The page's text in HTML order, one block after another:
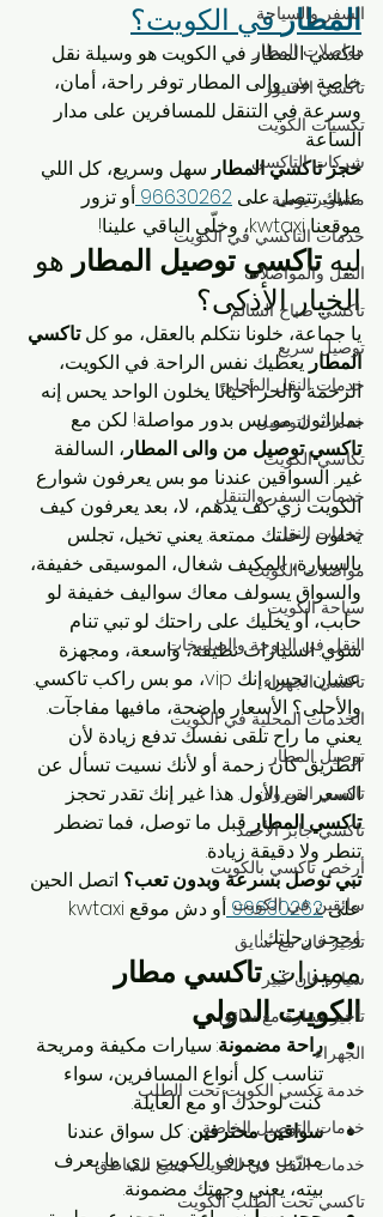
السفر والسياحة
مواصلات المطار
تاكسي الأفنيوز
تكسيات الكويت
شركات التاكسي
مشاوير يومية
خدمات التاكسي في الكويت
النقل والمواصلات
تاكسي صباح السالم
توصيل سريع
خدمات النقل المحلي
خدمات التوصيل
تكاسي الكويت
خدمات السفر والتنقل
خدمات النقل
مواصلات الكويت
سياحة الكويت
النقل في الدوحة والصليبخات
تاكسي الجهراء
الخدمات المحلية في الكويت
توصيل المطار
تاكسي القيروان
تاكسي جابر الأحمد
أرخص تاكسي بالكويت
سائقين في الكويت
تأجير فان مع سايق
سيارة فان كبير
تأجير سيارة مع سائق
الجهراء
خدمة تكسي الكويت تحت الطلب
خدمات التوصيل الخاصة
خدمات النقل في الكويت جميع المناطق
تاكسي تحت الطلب الكويت
المطار في الكويت؟
تاكسي المطار في الكويت هو وسيلة نقل
خاصة من وإلى المطار توفر راحة، أمان،
وسرعة في التنقل للمسافرين على مدار
الساعة
حجز تاكسي المطار سهل وسريع، كل اللي
عليك تتصل على 96630262 أو تزور
موقعنا kwtaxi، وخلّي الباقي علينا!
ليه تاكسي توصيل المطار هو
الخيار الأذكى؟
يا جماعة، خلونا نتكلم بالعقل، مو كل تاكسي
المطار يعطيك نفس الراحة. في الكويت،
الزحمة والحر أحيانًا يخلون الواحد يحس إنه
بماراثون مو بس بدور مواصلة! لكن مع
تاكسي توصيل من والى المطار، السالفة
غير. السواقين عندنا مو بس يعرفون شوارع
الكويت زي كف يدهم، لا، بعد يعرفون كيف
يخلون رحلتك ممتعة. يعني تخيل، تجلس
بالسيارة، المكيف شغال، الموسيقى خفيفة،
والسواق يسولف معاك سواليف خفيفة لو
حابب، أو يخليك على راحتك لو تبي تنام
شوي. السيارات نظيفة، واسعة، ومجهزة
عشان تحس إنك vip، مو بس راكب تاكسي.
والأحلى؟ الأسعار واضحة، مافيها مفاجآت.
يعني ما راح تلقى نفسك تدفع زيادة لأن
الطريق كان زحمة أو لأنك نسيت تسأل عن
السعر من الأول. هذا غير إنك تقدر تحجز
تاكسي المطار قبل ما توصل، فما تضطر
تنطر ولا دقيقة زيادة.
تبي توصل بسرعة وبدون تعب؟ اتصل الحين
على 96630262
وحجز رحلتك!
مميزات تاكسي مطار
الكويت الدولي
راحة مضمونة: سيارات مكيفة ومريحة
تناسب كل أنواع المسافرين، سواء
كنت لوحدك أو مع العايلة.
سواقين محترفين: كل سواق عندنا
مدرّب ويعرف الكويت زي ما يعرف
بيته، يعني وجهتك مضمونة.